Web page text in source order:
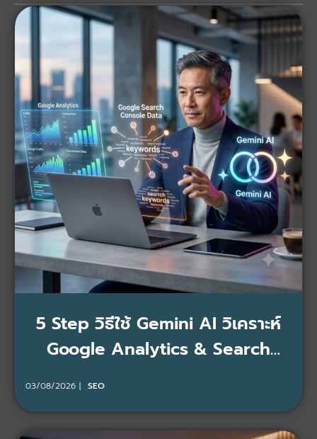
5 Step วิธีใช้ Gemini AI วิเคราะห์
Google Analytics & Search
03/08/2026 SEO